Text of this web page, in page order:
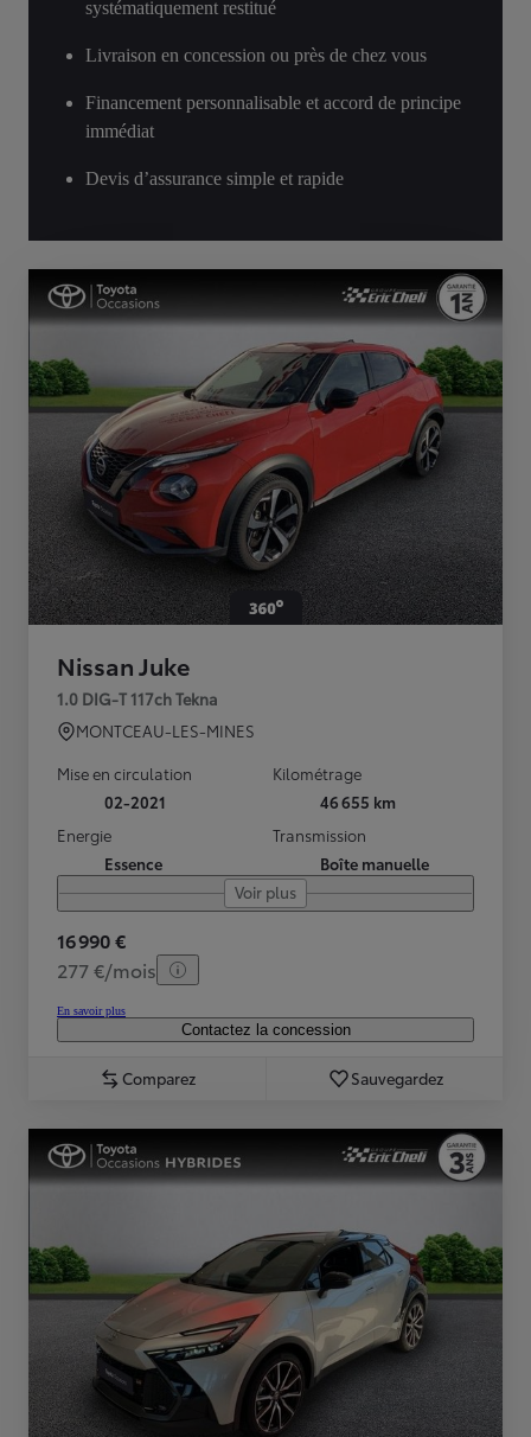
systématiquement restitué
Livraison en concession ou près de chez vous
Financement personnalisable et accord de principe
immédiat
Devis d’assurance simple et rapide
Nissan Juke
1.0 DIG-T 117ch Tekna
MONTCEAU-LES-MINES
Mise en circulation
02-2021
Kilométrage
46 655 km
Energie
Essence
Transmission
Boîte manuelle
Voir plus
16 990 €
277 €/mois
En savoir plus
Contactez la concession
Comparez Sauvegardez